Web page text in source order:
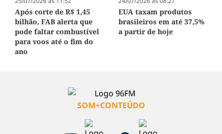
Após corte de R$ 1,45
bilhão, FAB alerta que
pode faltar combustível
para voos até o fim do
ano
EUA taxam produtos
brasileiros em até 37,5%
a partir de hoje
SOM+CONTEÚDO